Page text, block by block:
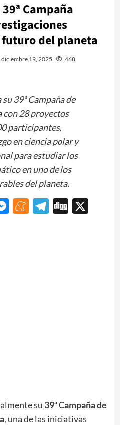
Campaña
del planeta
diciembre 19, 2025 468
39ª Campaña de
28 proyectos
participantes,
en ciencia polar y
para estudiar los
en uno de los
del planeta.
Messenger
Meneame
Telegram
Digg
X
su 39ª Campaña de
, una de las iniciativas